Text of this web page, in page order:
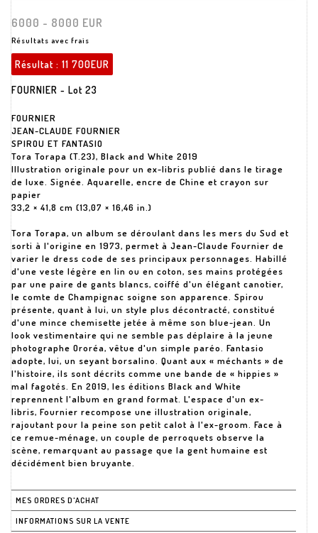
6000 - 8000 EUR
Résultats avec frais
Résultat : 11 700EUR
FOURNIER - Lot 23
FOURNIER
JEAN-CLAUDE FOURNIER
SPIROU ET FANTASIO
Tora Torapa (T.23), Black and White 2019
Illustration originale pour un ex-libris publié dans le tirage
de luxe. Signée. Aquarelle, encre de Chine et crayon sur
papier
33,2 × 41,8 cm (13,07 × 16,46 in.)
Tora Torapa, un album se déroulant dans les mers du Sud et
sorti à l'origine en 1973, permet à Jean-Claude Fournier de
varier le dress code de ses principaux personnages. Habillé
d'une veste légère en lin ou en coton, ses mains protégées
par une paire de gants blancs, coiffé d'un élégant canotier,
le comte de Champignac soigne son apparence. Spirou
présente, quant à lui, un style plus décontracté, constitué
d'une mince chemisette jetée à même son blue-jean. Un
look vestimentaire qui ne semble pas déplaire à la jeune
photographe Ororéa, vêtue d'un simple paréo. Fantasio
adopte, lui, un seyant borsalino. Quant aux « méchants » de
l'histoire, ils sont décrits comme une bande de « hippies »
mal fagotés. En 2019, les éditions Black and White
reprennent l'album en grand format. L'espace d'un ex-
libris, Fournier recompose une illustration originale,
rajoutant pour la peine son petit calot à l'ex-groom. Face à
ce remue-ménage, un couple de perroquets observe la
scène, remarquant au passage que la gent humaine est
décidément bien bruyante.
MES ORDRES D'ACHAT
INFORMATIONS SUR LA VENTE